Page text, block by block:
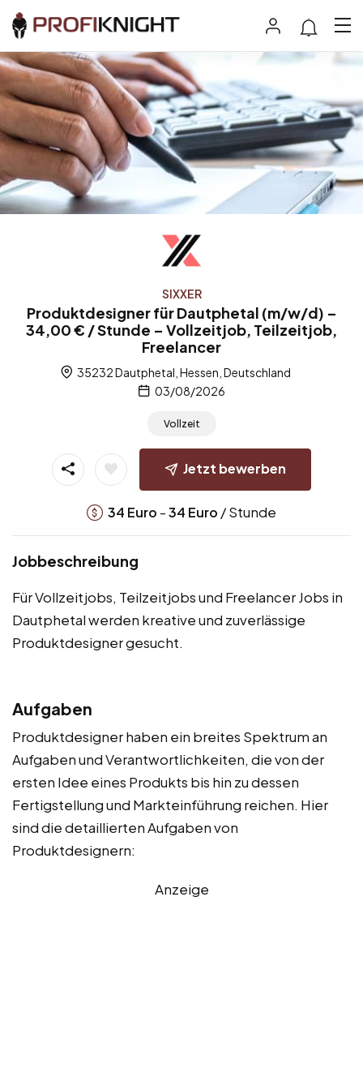
SIXXER
Produktdesigner für Dautphetal (m/w/d) –
34,00 € / Stunde – Vollzeitjob, Teilzeitjob,
Freelancer
35232 Dautphetal, Hessen, Deutschland
03/08/2026
Vollzeit
Jetzt bewerben
34 Euro -34 Euro / Stunde
Jobbeschreibung
Für Vollzeitjobs, Teilzeitjobs und Freelancer Jobs in
Dautphetal werden kreative und zuverlässige
Produktdesigner gesucht.
Aufgaben
Produktdesigner haben ein breites Spektrum an
Aufgaben und Verantwortlichkeiten, die von der
ersten Idee eines Produkts bis hin zu dessen
Fertigstellung und Markteinführung reichen. Hier
sind die detaillierten Aufgaben von
Produktdesignern:
Anzeige